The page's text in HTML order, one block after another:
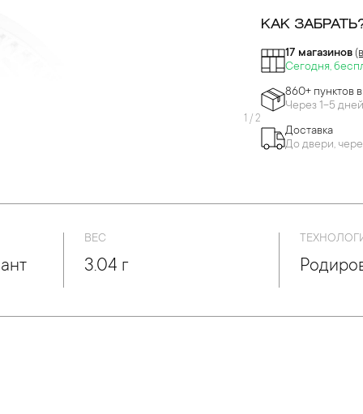
1 / 2
КАК
17 магазинов
Сегодня,
860+ пунктов
Через 1-5 дней
Доставка
До двери,
ВЕС
3.04 г